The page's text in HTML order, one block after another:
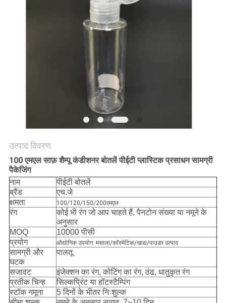
उत्पाद विवरण
100 एमएल साफ़ शैम्पू कंडीशनर बोतलें पीईटी प्लास्टिक प्रसाधन सामग्री
पैकेजिंग
नाम
पीईटी बोतलें
ब्रैंड
एच.जे
क्षमता
100/120/150/200एमएल
रंग
कोई भी रंग जो आप चाहते हैं, पैनटोन संख्या या नमूने के
अनुसार
MOQ
10000 पीसी
प्रयोग
औद्योगिक उपयोग: मसाला/कॉस्मेटिक/खाद्य/पाउडर उत्पाद
सामग्री और
घटक
पालतू
सजावट
इंजेक्शन का रंग, कोटिंग का रंग, ठंढ, धातुकृत रंग
प्रतीक चिन्ह
सिल्कप्रिंट या हॉटस्टैम्पिंग
स्टॉक नमूना
5 दिनों के भीतर निःशुल्क